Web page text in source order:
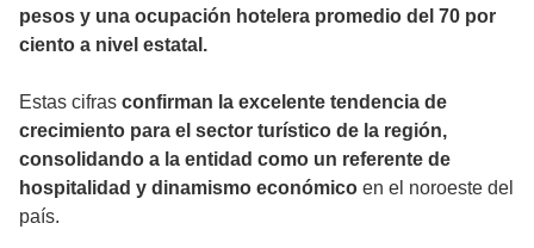
pesos y una ocupación hotelera promedio del 70 por
ciento a nivel estatal.
Estas cifras confirman la excelente tendencia de
crecimiento para el sector turístico de la región,
consolidando a la entidad como un referente de
hospitalidad y dinamismo económico en el noroeste del
país.